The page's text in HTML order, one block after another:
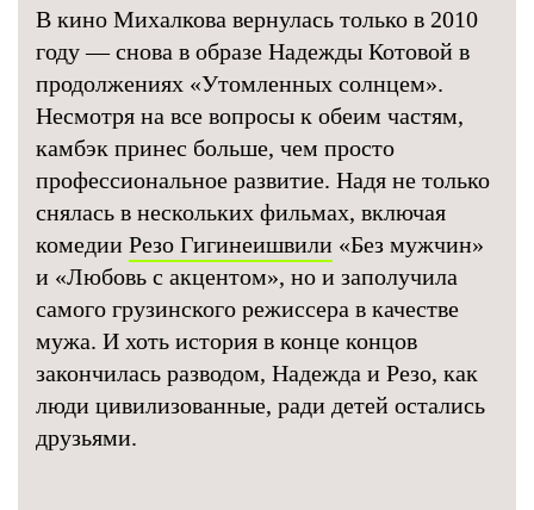
В кино Михалкова вернулась только в 2010
году — снова в образе Надежды Котовой в
продолжениях «Утомленных солнцем».
Несмотря на все вопросы к обеим частям,
камбэк принес больше, чем просто
профессиональное развитие. Надя не только
снялась в нескольких фильмах, включая
комедии Резо Гигинеишвили «Без мужчин»
и «Любовь с акцентом», но и заполучила
самого грузинского режиссера в качестве
мужа. И хоть история в конце концов
закончилась разводом, Надежда и Резо, как
люди цивилизованные, ради детей остались
друзьями.